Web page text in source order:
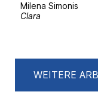
Milena Simonis
Clara
WEITERE